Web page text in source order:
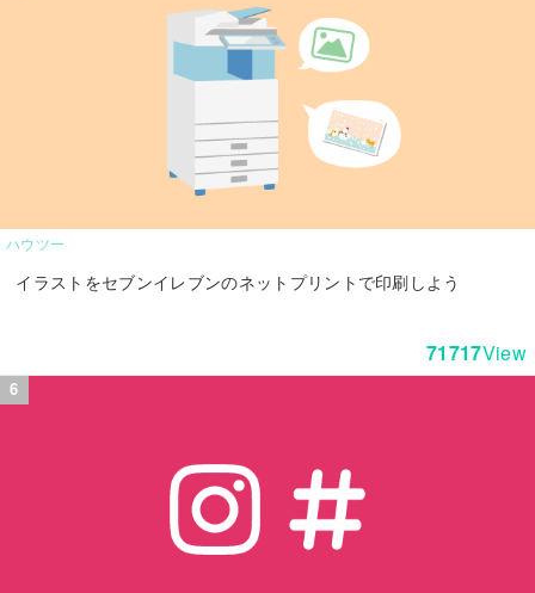
ハウツー
イラストをセブンイレブンのネットプリントで印刷しよう
71717View